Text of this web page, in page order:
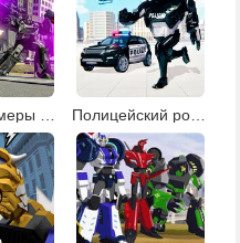
Полицейский робот панда